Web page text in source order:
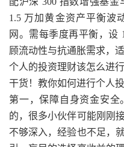
1.5 万加黄金资产平衡波
网。需每季度再平衡，设
顾流动性与抗通胀需求，
个人的投资理财该怎么进行
干货！教你如何进行个人
第一，保障自身资金安
的，很多小伙伴可能刚刚
不够深入，经验也不足，